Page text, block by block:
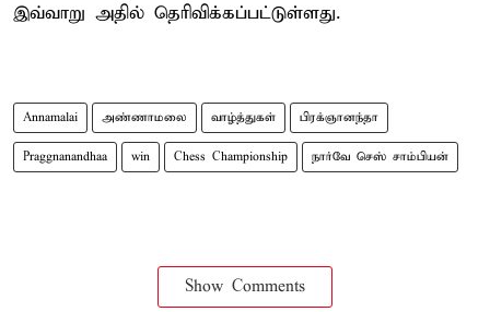
இவ்வாறு அதில் தெரிவிக்கப்பட்டுள்ளது.
Annamalai அண்ணாமலை வாழ்த்துகள் பிரக்ஞானந்தா
Praggnanandhaa win Chess Championship நார்வே செஸ் சாம்பியன்
Show Comments